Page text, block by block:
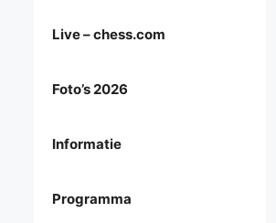
Live – chess.com
Foto’s 2026
Informatie
Programma